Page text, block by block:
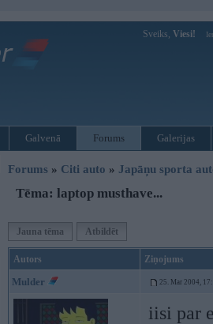
Sveiks, Viesi!
Galvenā Forums Galerijas
Forums » Citi auto » Japāņu sporta
Tēma: laptop musthave...
Jauna tēma Atbildēt
Autors Ziņojums
Mulder 25. Mar 2004,
iisi par